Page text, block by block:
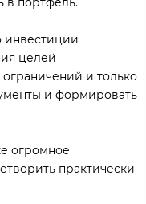
инвестиции
целей
и только
и формировать
огромное
практически